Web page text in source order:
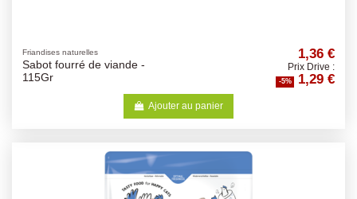
Friandises naturelles
Sabot fourré de viande -
115Gr
1,36 €
Prix Drive :
-5% 1,29 €
Ajouter au panier